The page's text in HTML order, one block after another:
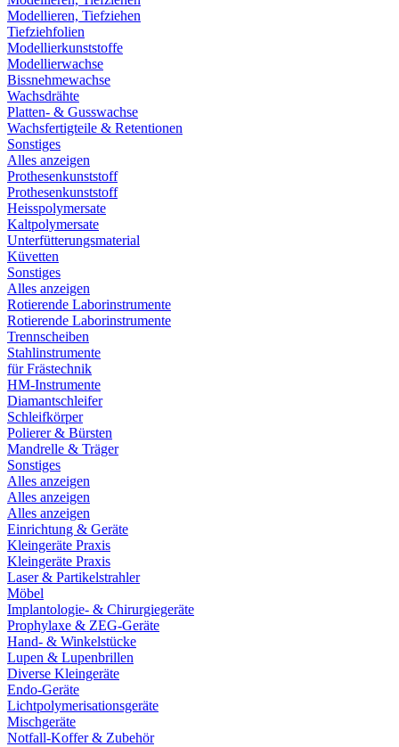
Modellieren, Tiefziehen
Tiefziehfolien
Modellierkunststoffe
Modellierwachse
Bissnehmewachse
Wachsdrähte
Platten- & Gusswachse
Wachsfertigteile & Retentionen
Sonstiges
Alles anzeigen
Prothesenkunststoff
Prothesenkunststoff
Heisspolymersate
Kaltpolymersate
Unterfütterungsmaterial
Küvetten
Sonstiges
Alles anzeigen
Rotierende Laborinstrumente
Rotierende Laborinstrumente
Trennscheiben
Stahlinstrumente
für Frästechnik
HM-Instrumente
Diamantschleifer
Schleifkörper
Polierer & Bürsten
Mandrelle & Träger
Sonstiges
Alles anzeigen
Alles anzeigen
Alles anzeigen
Einrichtung & Geräte
Kleingeräte Praxis
Kleingeräte Praxis
Laser & Partikelstrahler
Möbel
Implantologie- & Chirurgiegeräte
Prophylaxe & ZEG-Geräte
Hand- & Winkelstücke
Lupen & Lupenbrillen
Diverse Kleingeräte
Endo-Geräte
Lichtpolymerisationsgeräte
Mischgeräte
Notfall-Koffer & Zubehör